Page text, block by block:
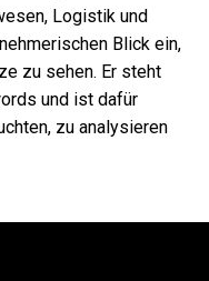
Logistik und
Blick ein,
zu sehen. Er steht
und ist dafür
zu analysieren